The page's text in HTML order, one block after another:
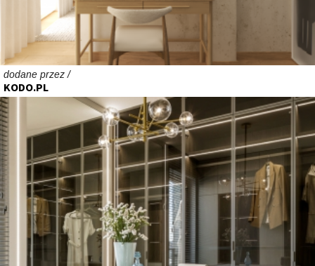
dodane przez /
KODO.PL